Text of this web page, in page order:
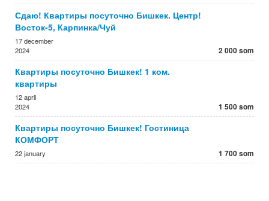
Сдаю! Квартиры посуточно Бишкек. Центр!
Восток-5, Карпинка/Чуй
17 december
2024
2 000 som
Квартиры посуточно Бишкек! 1 ком.
квартиры
12 april
2024
1 500 som
Квартиры посуточно Бишкек! Гостиница
КОМФОРТ
22 january 1 700 som